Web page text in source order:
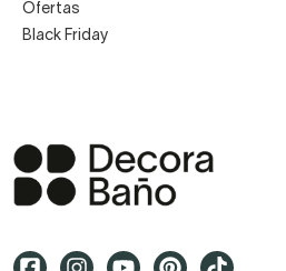
Ofertas
Black Friday